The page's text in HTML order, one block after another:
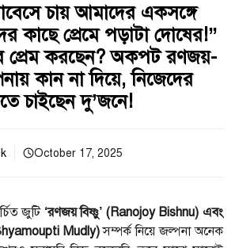
চায় আমাদের একসঙ্গে
কাছে প্রেমে পড়াটা দোষের!”
প্রেম করছেন? অকপট রণজয়-
কান না দিয়ে, নিজেদের
চাইছেন দু’জনে!
October 17, 2025
জুটি ‘রণজয় বিষ্ণু’ (Ranojoy Bishnu) এবং
Mudly)সম্পর্ক নিয়ে জল্পনা অনেক